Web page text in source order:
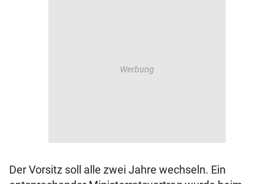
Der Vorsitz soll alle zwei Jahre wechseln. Ein